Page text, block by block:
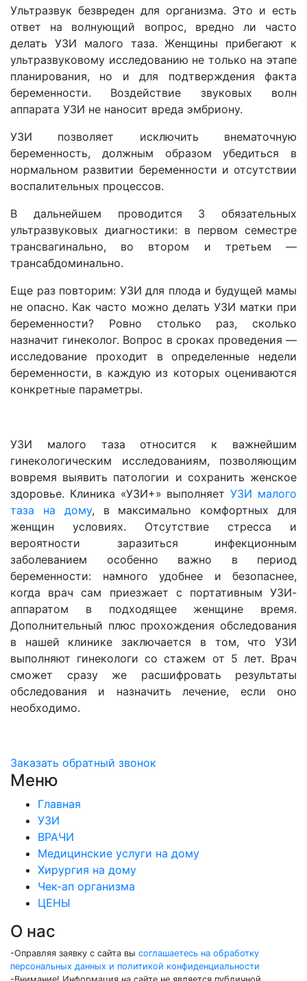
Ультразвук безвреден для организма. Это и есть
ответ на волнующий вопрос, вредно ли часто
делать УЗИ малого таза. Женщины прибегают к
ультразвуковому исследованию не только на этапе
планирования, но и для подтверждения факта
беременности. Воздействие звуковых волн
аппарата УЗИ не наносит вреда эмбриону.
УЗИ позволяет исключить внематочную
беременность, должным образом убедиться в
нормальном развитии беременности и отсутствии
воспалительных процессов.
В дальнейшем проводится 3 обязательных
ультразвуковых диагностики: в первом семестре
трансвагинально, во втором и третьем —
трансабдоминально.
Еще раз повторим: УЗИ для плода и будущей мамы
не опасно. Как часто можно делать УЗИ матки при
беременности? Ровно столько раз, сколько
назначит гинеколог. Вопрос в сроках проведения —
исследование проходит в определенные недели
беременности, в каждую из которых оцениваются
конкретные параметры.
УЗИ малого таза относится к важнейшим
гинекологическим исследованиям, позволяющим
вовремя выявить патологии и сохранить женское
здоровье. Клиника «УЗИ+» выполняетУЗИ малого
таза на дому, в максимально комфортных для
женщин условиях. Отсутствие стресса и
вероятности заразиться инфекционным
заболеванием особенно важно в период
беременности: намного удобнее и безопаснее,
когда врач сам приезжает с портативным УЗИ-
аппаратом в подходящее женщине время.
Дополнительный плюс прохождения обследования
в нашей клинике заключается в том, что УЗИ
выполняют гинекологи со стажем от 5 лет. Врач
сможет сразу же расшифровать результаты
обследования и назначить лечение, если оно
необходимо.
Заказать обратный звонок
Меню
Главная
УЗИ
ВРАЧИ
Медицинские услуги на дому
Хирургия на дому
Чек-ап организма
ЦЕНЫ
О нас
-Оправляя заявку с сайта вы соглашаетесь на обработку
персональных данных и политикой конфиденциальности